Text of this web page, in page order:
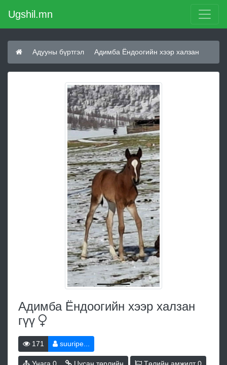
Ugshil.mn
Адууны бүртгэл Адимба Ёндоогийн хээр халзан
Адимба Ёндоогийн хээр халзан
гүү
171 suuripe...